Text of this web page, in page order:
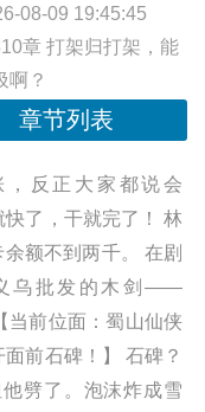
08-09 19:45:45
章 打架归打架，能
啊？
章节列表
，反正大家都说会
了，干就完了！ 林
额不到两千。 在剧
乌批发的木剑——
当前位面：蜀山仙侠
前石碑！】 石碑？
劈了。泡沫炸成雪